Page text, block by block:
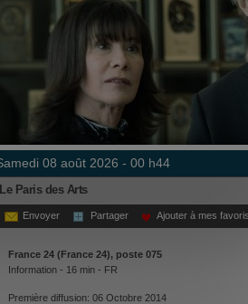
samedi 08 août 2026 - 00 h44
Le Paris des Arts
Envoyer Partager Ajouter à mes favoris
France 24 (France 24), poste 075
Information - 16 min - FR
Première diffusion: 06 Octobre 2014